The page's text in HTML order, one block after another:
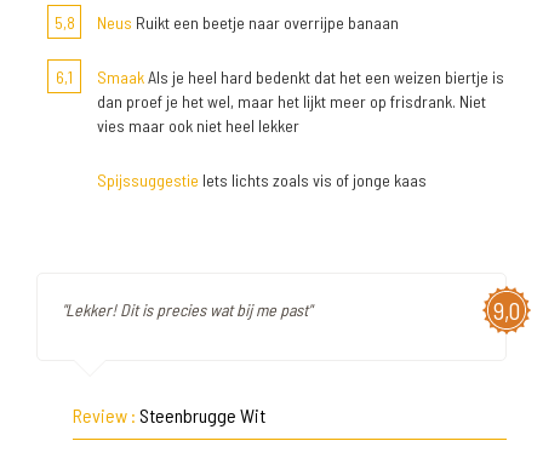
5,8 Neus Ruikt een beetje naar overrijpe banaan
6,1 SmaakAls je heel hard bedenkt dat het een weizen biertje is
dan proef je het wel, maar het lijkt meer op frisdrank. Niet
vies maar ook niet heel lekker
Spijssuggestie Iets lichts zoals vis of jonge kaas
9,0
"Lekker! Dit is precies wat bij me past"
Review : Steenbrugge Wit